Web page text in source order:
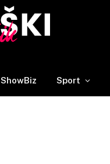
ShowBiz Sport